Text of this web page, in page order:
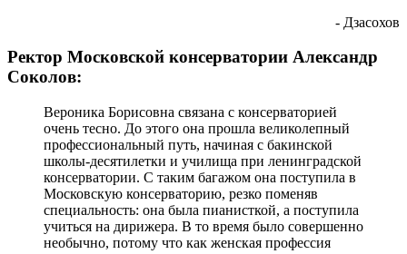
- Дзасохов
Ректор Московской консерватории Александр
Соколов:
Вероника Борисовна связана с консерваторией
очень тесно. До этого она прошла великолепный
профессиональный путь, начиная с бакинской
школы-десятилетки и училища при ленинградской
консерватории. С таким багажом она поступила в
Московскую консерваторию, резко поменяв
специальность: она была пианисткой, а поступила
учиться на дирижера. В то время было совершенно
необычно, потому что как женская профессия